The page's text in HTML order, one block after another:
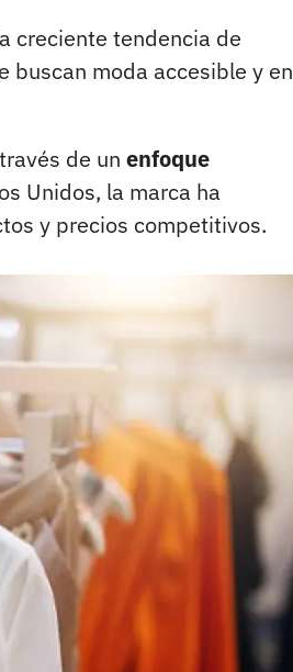
creciente tendencia de
buscan moda accesible y en
de un enfoque
Unidos, la marca ha
y precios competitivos.